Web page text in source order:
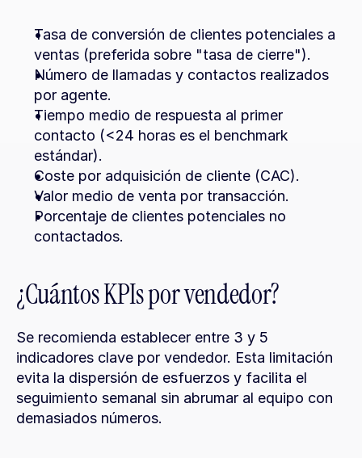
Tasa de conversión de clientes potenciales a
ventas (preferida sobre "tasa de cierre").
Número de llamadas y contactos realizados
por agente.
Tiempo medio de respuesta al primer
contacto (<24 horas es el benchmark
estándar).
Coste por adquisición de cliente (CAC).
Valor medio de venta por transacción.
Porcentaje de clientes potenciales no
contactados.
¿Cuántos KPIs por vendedor?
Se recomienda establecer entre 3 y 5
indicadores clave por vendedor. Esta limitación
evita la dispersión de esfuerzos y facilita el
seguimiento semanal sin abrumar al equipo con
demasiados números.